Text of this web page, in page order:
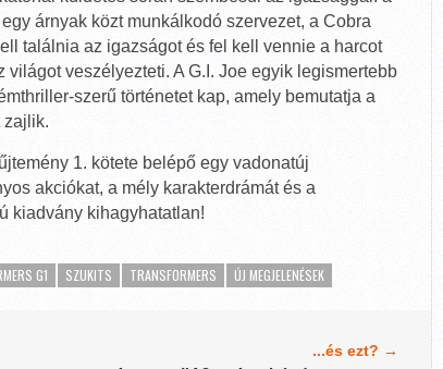
árnyak közt munkálkodó szervezet, a Cobra
találnia az igazságot és fel kell vennie a harcot
veszélyezteti. A G.I. Joe egyik legismertebb
szerű történetet kap, amely bemutatja a
zajlik.
1. kötete belépő egy vadonatúj
akciókat, a mély karakterdrámát és a
kiadvány kihagyhatatlan!
G1 SZUKITS TRANSFORMERS ÚJ MEGJELENÉSEK
...és ezt? →